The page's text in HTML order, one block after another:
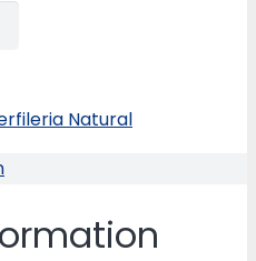
Natural